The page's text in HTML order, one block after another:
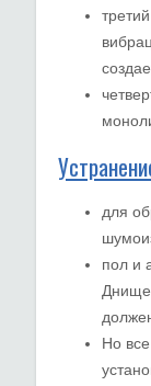
для
пол и
Днище
Но